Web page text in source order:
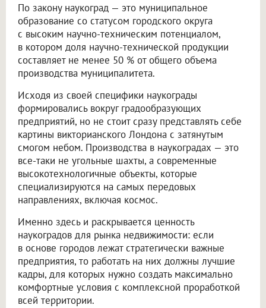
По закону наукоград — это муниципальное
образование со статусом городского округа
с высоким научно-техническим потенциалом,
в котором доля научно-технической продукции
составляет не менее 50 % от общего объема
производства муниципалитета.
Исходя из своей специфики наукограды
формировались вокруг градообразующих
предприятий, но не стоит сразу представлять себе
картины викторианского Лондона с затянутым
смогом небом. Производства в наукоградах — это
все-таки не угольные шахты, а современные
высокотехнологичные объекты, которые
специализируются на самых передовых
направлениях, включая космос.
Именно здесь и раскрывается ценность
наукоградов для рынка недвижимости: если
в основе городов лежат стратегически важные
предприятия, то работать на них должны лучшие
кадры, для которых нужно создать максимально
комфортные условия с комплексной проработкой
всей территории.